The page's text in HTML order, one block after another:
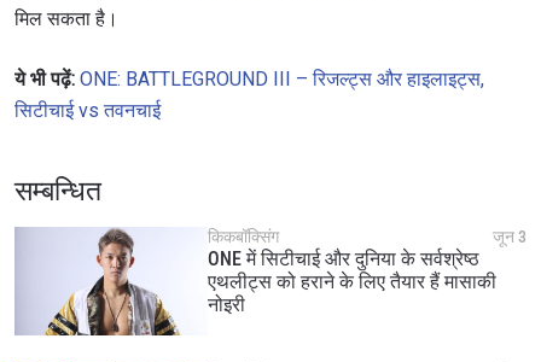
मिल सकता है।
ये भी पढ़ें: ONE: BATTLEGROUND III – रिजल्ट्स और हाइलाइट्स,
सिटीचाई vs तवनचाई
सम्बन्धित
किकबॉक्सिंग जून 3
ONE में सिटीचाई और दुनिया के सर्वश्रेष्ठ
एथलीट्स को हराने के लिए तैयार हैं मासाकी
नोइरी